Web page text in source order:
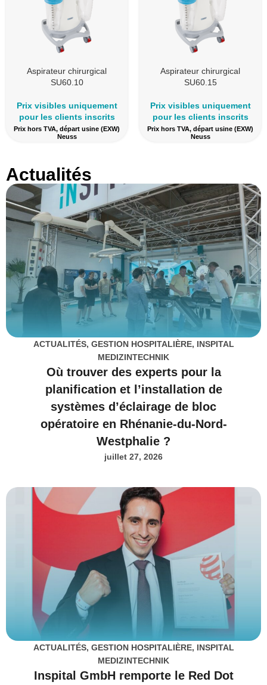
Aspirateur chirurgical
SU60.10
Prix visibles uniquement
pour les clients inscrits
Prix hors TVA, départ usine (EXW)
Neuss
Aspirateur chirurgical
SU60.15
Prix visibles uniquement
pour les clients inscrits
Prix hors TVA, départ usine (EXW)
Neuss
Actualités
ACTUALITÉS, GESTION HOSPITALIÈRE, INSPITAL
MEDIZINTECHNIK
Où trouver des experts pour la
planification et l’installation de
systèmes d’éclairage de bloc
opératoire en Rhénanie-du-Nord-
Westphalie ?
juillet 27, 2026
ACTUALITÉS, GESTION HOSPITALIÈRE, INSPITAL
MEDIZINTECHNIK
Inspital GmbH remporte le Red Dot